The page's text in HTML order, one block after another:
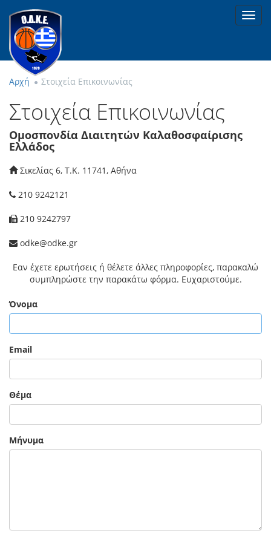
Αρχή Στοιχεία Επικοινωνίας
Στοιχεία Επικοινωνίας
Ομοσπονδία Διαιτητών Καλαθοσφαίρισης
Ελλάδος
Σικελίας 6, T.K. 11741, Αθήνα
210 9242121
210 9242797
odke@odke.gr
Εαν έχετε ερωτήσεις ή θέλετε άλλες πληροφορίες, παρακαλώ
συμπληρώστε την παρακάτω φόρμα. Ευχαριστούμε.
Όνομα
Email
Θέμα
Μήνυμα